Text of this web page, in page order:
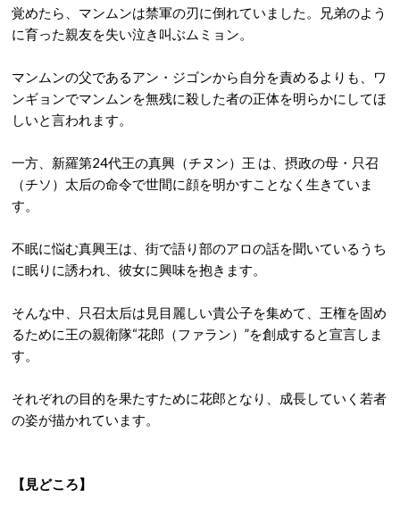
覚めたら、マンムンは禁軍の刃に倒れていました。兄弟のよう
に育った親友を失い泣き叫ぶムミョン。
マンムンの父であるアン・ジゴンから自分を責めるよりも、ワ
ンギョンでマンムンを無残に殺した者の正体を明らかにしてほ
しいと言われます。
一方、新羅第24代王の真興（チヌン）王 は、摂政の母・只召
（チソ）太后の命令で世間に顔を明かすことなく生きていま
す。
不眠に悩む真興王は、街で語り部のアロの話を聞いているうち
に眠りに誘われ、彼女に興味を抱きます。
そんな中、只召太后は見目麗しい貴公子を集めて、王権を固め
るために王の親衛隊“花郎（ファラン）”を創成すると宣言しま
す。
それぞれの目的を果たすために花郎となり、成長していく若者
の姿が描かれています。
【見どころ】